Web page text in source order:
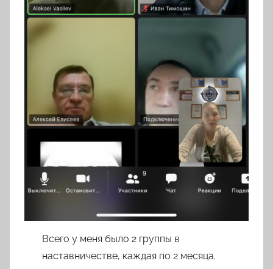
Всего у меня было 2 группы в
наставничестве, каждая по 2 месяца.